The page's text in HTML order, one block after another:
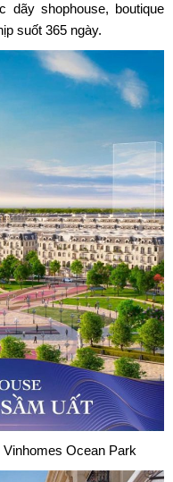
shophouse, boutique
suốt 365 ngày.
Vinhomes Ocean Park